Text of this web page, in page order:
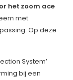
het zoom ace
met
Op deze
System’
bij een